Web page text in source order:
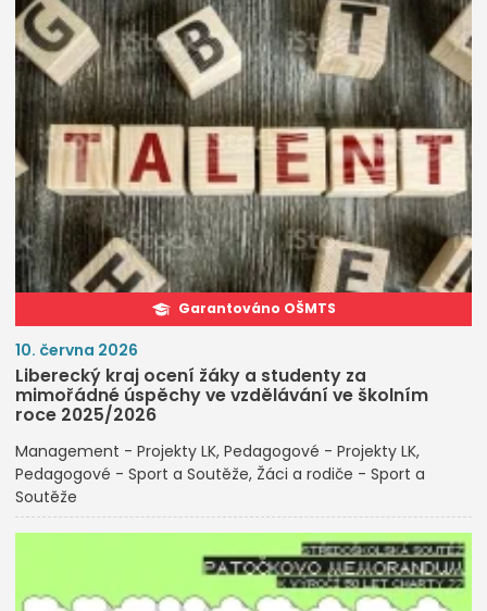
Garantováno OŠMTS
10. června 2026
Liberecký kraj ocení žáky a studenty za
mimořádné úspěchy ve vzdělávání ve školním
roce 2025/2026
Management - Projekty LK Pedagogové - Projekty LK
Pedagogové - Sport a Soutěže Žáci a rodiče - Sport a
Soutěže